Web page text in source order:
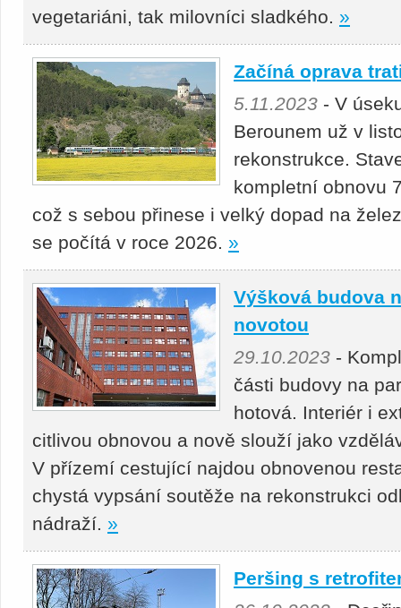
vegetariáni, tak milovníci sladkého. »
Začíná oprava
5.11.2023 - V
Berounem už v
rekonstrukce.
kompletní obnovu
což s sebou přinese i velký dopad na
se počítá v roce 2026. »
Výšková budova
novotou
29.10.2023 -
části budovy na
hotová. Interiér i
citlivou obnovou a nově slouží jako
V přízemí cestující najdou obnovenou
chystá vypsání soutěže na rekonstrukci
nádraží. »
Peršing s